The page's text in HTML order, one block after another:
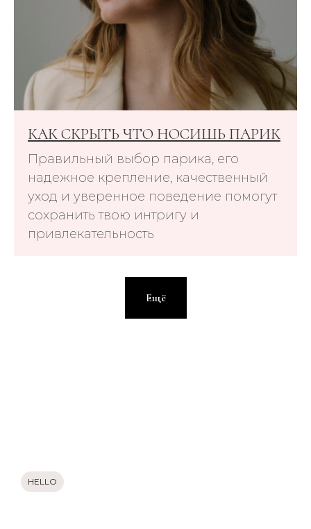
КАК СКРЫТЬ ЧТО НОСИШЬ ПАРИК
Правильный выбор парика, его
надежное крепление, качественный
уход и уверенное поведение помогут
сохранить твою интригу и
привлекательность
Ещё
HELLO